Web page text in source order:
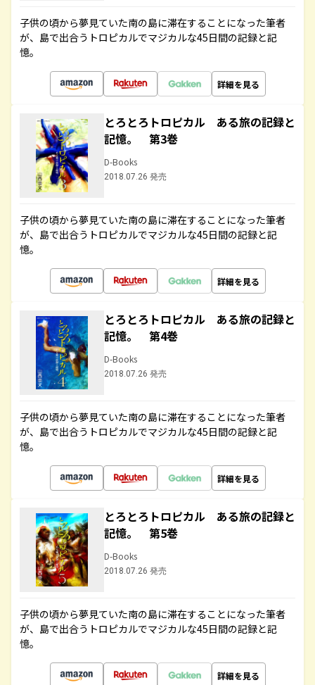
子供の頃から夢見ていた南の島に滞在することになった筆者
が、島で出合うトロピカルでマジカルな45日間の記録と記
憶。
詳細を見る
とろとろトロピカル ある旅の記録と
記憶。 第3巻
D-Books
2018.07.26 発売
子供の頃から夢見ていた南の島に滞在することになった筆者
が、島で出合うトロピカルでマジカルな45日間の記録と記
憶。
詳細を見る
とろとろトロピカル ある旅の記録と
記憶。 第4巻
D-Books
2018.07.26 発売
子供の頃から夢見ていた南の島に滞在することになった筆者
が、島で出合うトロピカルでマジカルな45日間の記録と記
憶。
詳細を見る
とろとろトロピカル ある旅の記録と
記憶。 第5巻
D-Books
2018.07.26 発売
子供の頃から夢見ていた南の島に滞在することになった筆者
が、島で出合うトロピカルでマジカルな45日間の記録と記
憶。
詳細を見る